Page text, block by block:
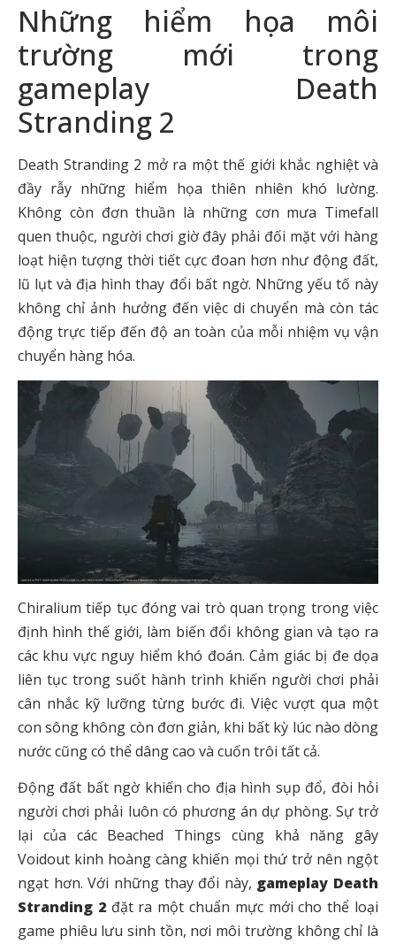
Những hiểm họa môi
trường mới trong
gameplay Death
Stranding 2
Death Stranding 2 mở ra một thế giới khắc nghiệt và
đầy rẫy những hiểm họa thiên nhiên khó lường.
Không còn đơn thuần là những cơn mưa Timefall
quen thuộc, người chơi giờ đây phải đối mặt với hàng
loạt hiện tượng thời tiết cực đoan hơn như động đất,
lũ lụt và địa hình thay đổi bất ngờ. Những yếu tố này
không chỉ ảnh hưởng đến việc di chuyển mà còn tác
động trực tiếp đến độ an toàn của mỗi nhiệm vụ vận
chuyển hàng hóa.
Chiralium tiếp tục đóng vai trò quan trọng trong việc
định hình thế giới, làm biến đổi không gian và tạo ra
các khu vực nguy hiểm khó đoán. Cảm giác bị đe dọa
liên tục trong suốt hành trình khiến người chơi phải
cân nhắc kỹ lưỡng từng bước đi. Việc vượt qua một
con sông không còn đơn giản, khi bất kỳ lúc nào dòng
nước cũng có thể dâng cao và cuốn trôi tất cả.
Động đất bất ngờ khiến cho địa hình sụp đổ, đòi hỏi
người chơi phải luôn có phương án dự phòng. Sự trở
lại của các Beached Things cùng khả năng gây
Voidout kinh hoàng càng khiến mọi thứ trở nên ngột
ngạt hơn. Với những thay đổi này, gameplay Death
Stranding 2đặt ra một chuẩn mực mới cho thể loại
game phiêu lưu sinh tồn, nơi môi trường không chỉ là